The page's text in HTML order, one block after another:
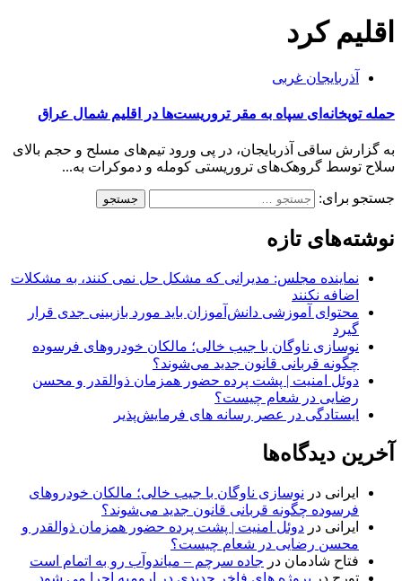
اقلیم کرد
آذربایجان غربی
حمله توپخانه‌ای سپاه به مقر تروریست‌ها در اقلیم شمال عراق
به گزارش ساقی آذربایجان، در پی ورود تیم‌های مسلح و حجم بالای
سلاح توسط گروهک‌های تروریستی کومله و دموکرات به...
جستجو برای:
نوشته‌های تازه
نماینده مجلس: مدیرانی که مشکل حل نمی کنند، به مشکلات
اضافه نکنند
محتوای آموزشی دانش‌آموزان باید مورد بازبینی جدی قرار
گیرد
نوسازی ناوگان با جیب خالی؛ مالکان خودرو‌های فرسوده
چگونه قربانی قانون جدید می‌شوند؟
دوئل امنیت | پشت پرده حضور همزمان ذوالقدر و محسن
رضایی در شعام چیست؟
ایستادگی در عصر رسانه های فرمایش‌پذیر
آخرین دیدگاه‌ها
ایرانی در نوسازی ناوگان با جیب خالی؛ مالکان خودرو‌های
فرسوده چگونه قربانی قانون جدید می‌شوند؟
ایرانی در دوئل امنیت | پشت پرده حضور همزمان ذوالقدر و
محسن رضایی در شعام چیست؟
فتاح شادمان در جاده سرچم – میاندوآب رو به اتمام است
تورج در پروژه های فاخر جدیدی در ارومیه اجرا می شود